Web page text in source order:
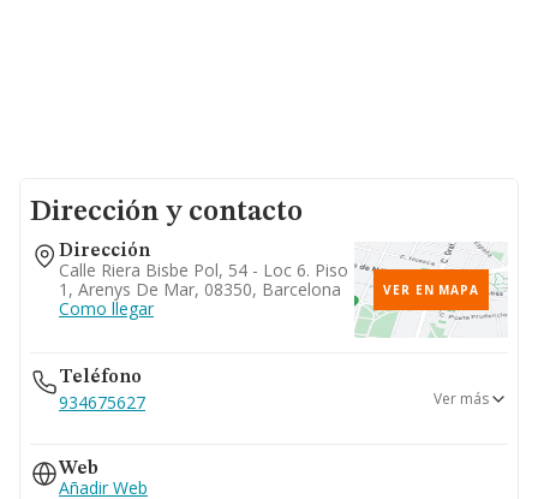
Dirección y contacto
Dirección
Calle Riera Bisbe Pol, 54 - Loc 6. Piso
1, Arenys De Mar, 08350, Barcelona
Como llegar
VER EN MAPA
Teléfono
934675627
937957990
Ver más
Web
Añadir Web